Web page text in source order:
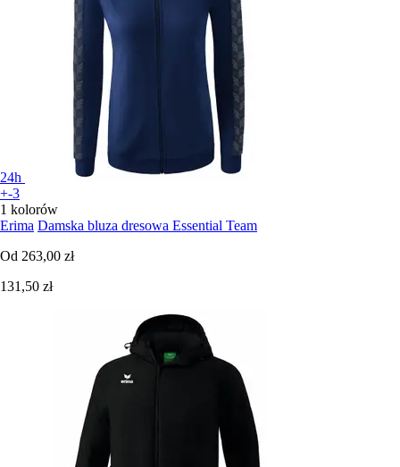
24h
+-3
1 kolorów
Erima Damska bluza dresowa Essential Team
Od 263,00 zł
131,50 zł